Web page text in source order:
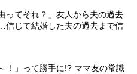
ってそれ？」友人から夫の過去
信じて結婚した夫の過去まで信
！」って勝手に!? ママ友の常識